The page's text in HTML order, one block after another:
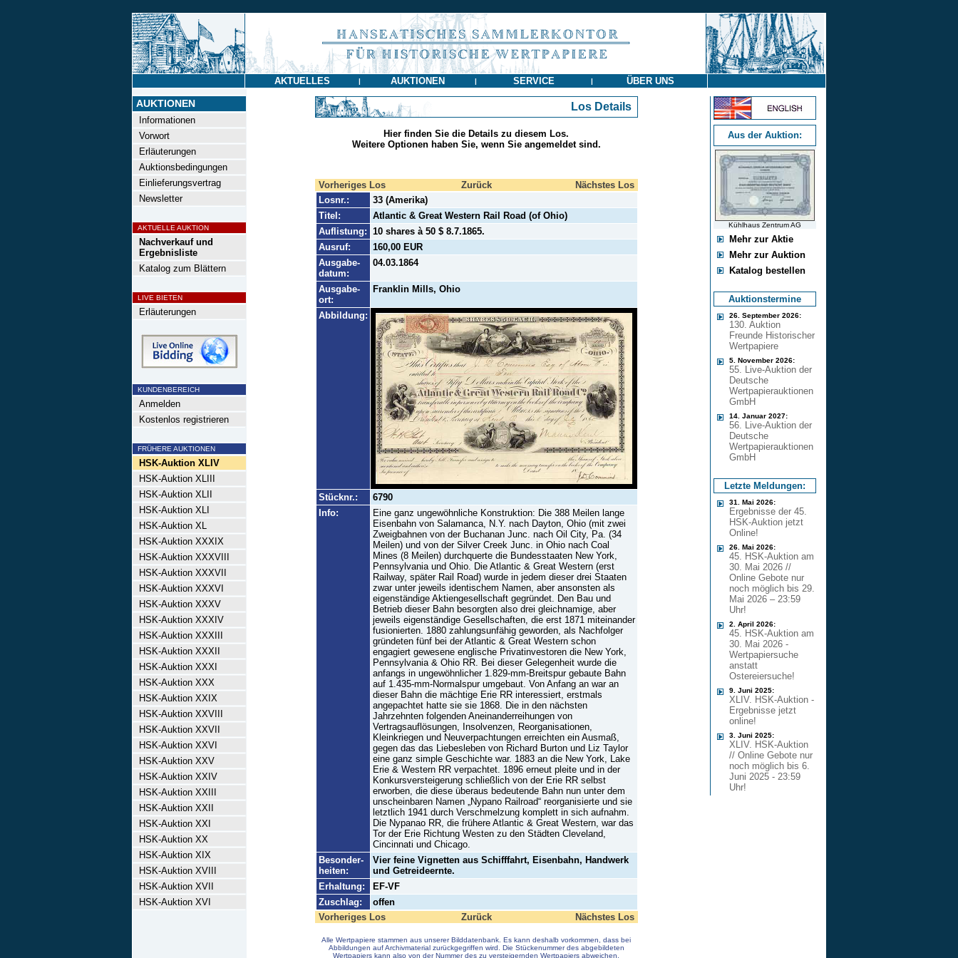
AKTUELLES | AUKTIONEN | SERVICE | ÜBER UNS
AUKTIONEN
Informationen
Vorwort
Erläuterungen
Auktionsbedingungen
Einlieferungsvertrag
Newsletter
AKTUELLE AUKTION
Nachverkauf und
Ergebnisliste
Katalog zum Blättern
LIVE BIETEN
Erläuterungen
KUNDENBEREICH
Anmelden
Kostenlos registrieren
FRÜHERE AUKTIONEN
HSK-Auktion XLIV
HSK-Auktion XLIII
HSK-Auktion XLII
HSK-Auktion XLI
HSK-Auktion XL
HSK-Auktion XXXIX
HSK-Auktion XXXVIII
HSK-Auktion XXXVII
HSK-Auktion XXXVI
HSK-Auktion XXXV
HSK-Auktion XXXIV
HSK-Auktion XXXIII
HSK-Auktion XXXII
HSK-Auktion XXXI
HSK-Auktion XXX
HSK-Auktion XXIX
HSK-Auktion XXVIII
HSK-Auktion XXVII
HSK-Auktion XXVI
HSK-Auktion XXV
HSK-Auktion XXIV
HSK-Auktion XXIII
HSK-Auktion XXII
HSK-Auktion XXI
HSK-Auktion XX
HSK-Auktion XIX
HSK-Auktion XVIII
HSK-Auktion XVII
HSK-Auktion XVI
Los Details
Hier finden Sie die Details zu diesem Los.
Weitere Optionen haben Sie, wenn Sie angemeldet sind.
Vorheriges Los Zurück
Nächstes Los
Losnr.:
33 (Amerika)
Titel:
Atlantic & Great Western Rail Road (of Ohio)
Auflistung: 10 shares à 50 $ 8.7.1865.
Ausruf:
160,00 EUR
Ausgabe-
datum:
04.03.1864
Ausgabe-
ort:
Franklin Mills, Ohio
Abbildung:
Stücknr.:
6790
Info:
Eine ganz ungewöhnliche Konstruktion: Die 388 Meilen lange
Eisenbahn von Salamanca, N.Y. nach Dayton, Ohio (mit zwei
Zweigbahnen von der Buchanan Junc. nach Oil City, Pa. (34
Meilen) und von der Silver Creek Junc. in Ohio nach Coal
Mines (8 Meilen) durchquerte die Bundesstaaten New York,
Pennsylvania und Ohio. Die Atlantic & Great Western (erst
Railway, später Rail Road) wurde in jedem dieser drei Staaten
zwar unter jeweils identischem Namen, aber ansonsten als
eigenständige Aktiengesellschaft gegründet. Den Bau und
Betrieb dieser Bahn besorgten also drei gleichnamige, aber
jeweils eigenständige Gesellschaften, die erst 1871 miteinander
fusionierten. 1880 zahlungsunfähig geworden, als Nachfolger
gründeten fünf bei der Atlantic & Great Western schon
engagiert gewesene englische Privatinvestoren die New York,
Pennsylvania & Ohio RR. Bei dieser Gelegenheit wurde die
anfangs in ungewöhnlicher 1.829-mm-Breitspur gebaute Bahn
auf 1.435-mm-Normalspur umgebaut. Von Anfang an war an
dieser Bahn die mächtige Erie RR interessiert, erstmals
angepachtet hatte sie sie 1868. Die in den nächsten
Jahrzehnten folgenden Aneinanderreihungen von
Vertragsauflösungen, Insolvenzen, Reorganisationen,
Kleinkriegen und Neuverpachtungen erreichten ein Ausmaß,
gegen das das Liebesleben von Richard Burton und Liz Taylor
eine ganz simple Geschichte war. 1883 an die New York, Lake
Erie & Western RR verpachtet. 1896 erneut pleite und in der
Konkursversteigerung schließlich von der Erie RR selbst
erworben, die diese überaus bedeutende Bahn nun unter dem
unscheinbaren Namen „Nypano Railroad“ reorganisierte und sie
letztlich 1941 durch Verschmelzung komplett in sich aufnahm.
Die Nypanao RR, die frühere Atlantic & Great Western, war das
Tor der Erie Richtung Westen zu den Städten Cleveland,
Cincinnati und Chicago.
Besonder-
heiten:
Vier feine Vignetten aus Schifffahrt, Eisenbahn, Handwerk
und Getreideernte.
Erhaltung:
EF-VF
Zuschlag:
offen
Vorheriges Los
Zurück Nächstes Los
Alle Wertpapiere stammen aus unserer Bilddatenbank. Es kann deshalb vorkommen, dass bei
Abbildungen auf Archivmaterial zurückgegriffen wird. Die Stückenummer des abgebildeten
Wertpapiers kann also von der Nummer des zu versteigernden Wertpapiers abweichen.
Aus der Auktion:
Kühlhaus Zentrum AG
Mehr zur Aktie
Mehr zur Auktion
Katalog bestellen
Auktionstermine
26. September 2026:
130. Auktion
Freunde Historischer
Wertpapiere
5. November 2026:
55. Live-Auktion der
Deutsche
Wertpapierauktionen
GmbH
14. Januar 2027:
56. Live-Auktion der
Deutsche
Wertpapierauktionen
GmbH
Letzte Meldungen:
31. Mai 2026:
Ergebnisse der 45.
HSK-Auktion jetzt
Online!
26. Mai 2026:
45. HSK-Auktion am
30. Mai 2026 //
Online Gebote nur
noch möglich bis 29.
Mai 2026 – 23:59
Uhr!
2. April 2026:
45. HSK-Auktion am
30. Mai 2026 -
Wertpapiersuche
anstatt
Ostereiersuche!
9. Juni 2025:
XLIV. HSK-Auktion -
Ergebnisse jetzt
online!
3. Juni 2025:
XLIV. HSK-Auktion
// Online Gebote nur
noch möglich bis 6.
Juni 2025 - 23:59
Uhr!